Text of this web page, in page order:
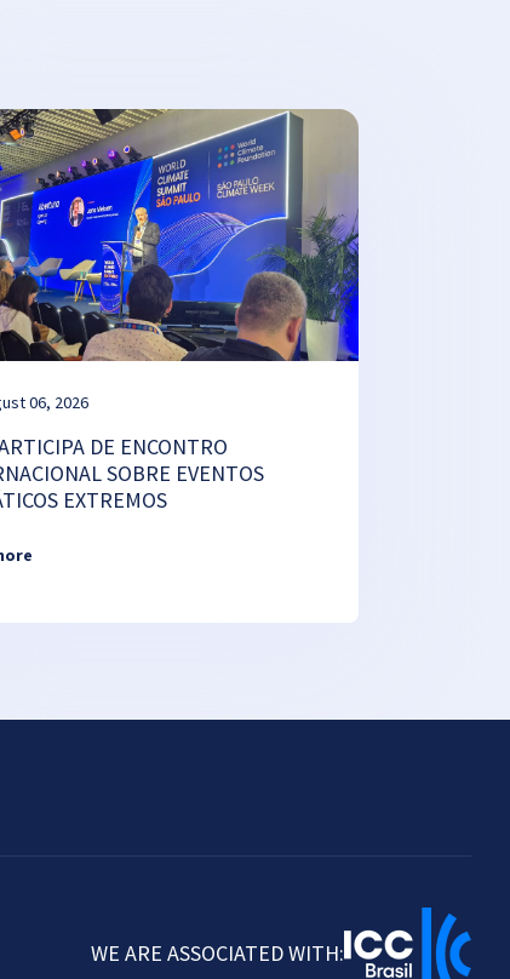
06, 2026
DE ENCONTRO
SOBRE EVENTOS
EXTREMOS
WE ARE ASSOCIATED WITH: